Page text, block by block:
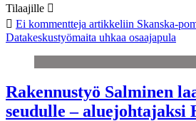
Tilaajille
Ei kommentteja artikkeliin Skanska-
Datakeskustyömaita uhkaa osaajapula
Rakennustyö Salminen
seudulle – aluejohtajaksi